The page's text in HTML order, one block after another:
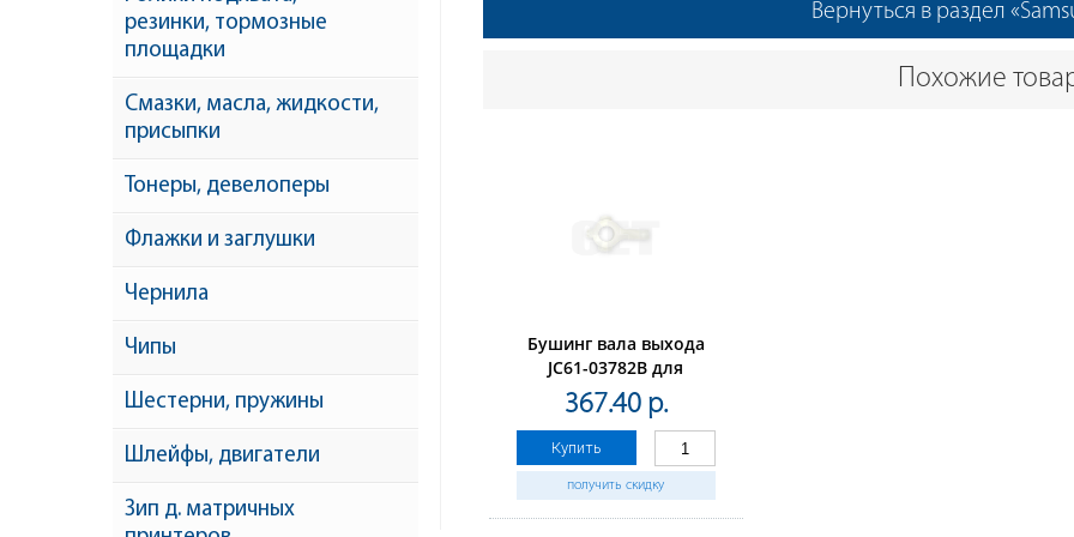
Вернуться в раздел
Похожие
Бушинг вала выхода
JC61-03782B для
SAMSUNGSL-
M2820/M2830/M2870/M2880
(CET), DGP0671
367.40 р.
Купить
получить скидку
резинки, тормозные
площадки
Смазки, масла, жидкости,
присыпки
Тонеры, девелоперы
Флажки и заглушки
Чернила
Чипы
Шестерни, пружины
Шлейфы, двигатели
Зип д. матричных